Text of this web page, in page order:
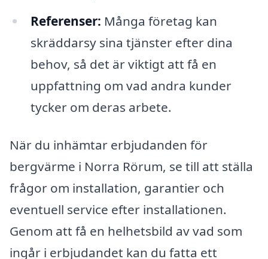
Referenser: Många företag kan
skräddarsy sina tjänster efter dina
behov, så det är viktigt att få en
uppfattning om vad andra kunder
tycker om deras arbete.
När du inhämtar erbjudanden för
bergvärme i Norra Rörum, se till att ställa
frågor om installation, garantier och
eventuell service efter installationen.
Genom att få en helhetsbild av vad som
ingår i erbjudandet kan du fatta ett